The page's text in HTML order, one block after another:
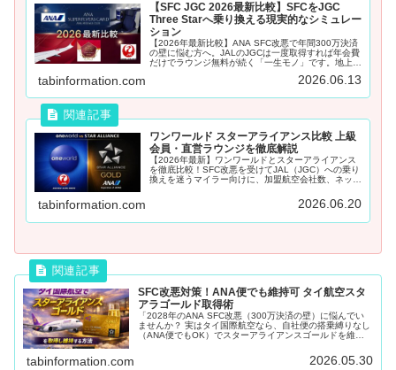
【SFC JGC 2026最新比較】SFCをJGC
Three Starへ乗り換える現実的なシミュレー
ション
【2026年最新比較】ANA SFC改悪で年間300万決済
の壁に悩む方へ。JALのJGCは一度取得すれば年会費
だけでラウンジ無料が続く「一生モノ」です。地上固
内線3年・5年最速解脱シミュレーションを徹底解
tabinformation.com 2026.06.13
ワンワールド スターアライアンス比較 上級
会員・直営ラウンジを徹底解説
【2026年最新】ワンワールドとスターアライアンス
を徹底比較！SFC改悪を受けてJAL（JGC）への乗り
換えを迷うマイラー向けに、加盟航空会社数、ネット
ウンジの数や質の違いを解説。あなたのに合うアライ
tabinformation.com 2026.06.20
SFC改悪対策！ANA便でも維持可 タイ航空スタ
アラゴールド取得術
「2028年のANA SFC改悪（300万決済の壁）に悩んでい
ませんか？ 実はタイ国際航空なら、自社便の搭乗縛りなし
（ANA便でもOK）でスターアライアンスゴールドを維持
安42万円で解脱できる欧州乗り継ぎルートを徹底シミュレ
tabinformation.com 2026.05.30